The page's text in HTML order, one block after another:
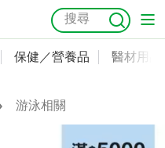
魚油 幼兒米餅
保健／營養品 醫材用品
游泳相關